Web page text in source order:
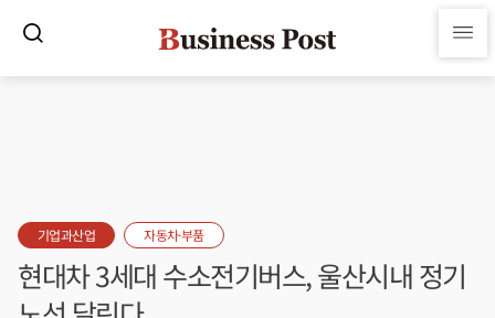
기업과산업 자동차·부품
현대차 3세대 수소전기버스, 울산시내 정기